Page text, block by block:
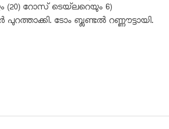
(20) റോസ് ടെയ്‌ലറെയും 6)
ടോം ബ്ലണ്ടൽ റണ്ണൗട്ടായി.